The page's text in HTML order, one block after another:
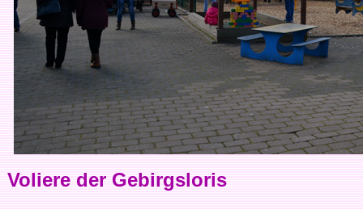
Voliere der Gebirgsloris